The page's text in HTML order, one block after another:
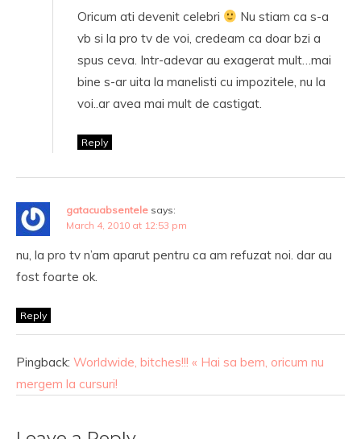
Oricum ati devenit celebri
Nu stiam ca s-a
vb si la pro tv de voi, credeam ca doar bzi a
spus ceva. Intr-adevar au exagerat mult…mai
bine s-ar uita la manelisti cu impozitele, nu la
voi..ar avea mai mult de castigat.
Reply
gatacuabsentele says:
March 4, 2010 at 12:53 pm
nu, la pro tv n’am aparut pentru ca am refuzat noi. dar au
fost foarte ok.
Reply
Pingback: Worldwide, bitches!!! « Hai sa bem, oricum nu
mergem la cursuri!